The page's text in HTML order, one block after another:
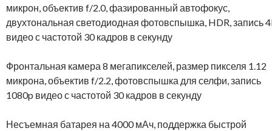
микрон, объектив f/2.0, фазированный автофокус,
двухтональная светодиодная фотовспышка, HDR, запись
видео с частотой 30 кадров в секунду
Фронтальная камера 8 мегапикселей, размер пикселя 1.12
микрона, объектив f/2.2, фотовспышка для селфи, запись
1080p видео с частотой 30 кадров в секунду
Несъемная батарея на 4000 мАч, поддержка быстрой